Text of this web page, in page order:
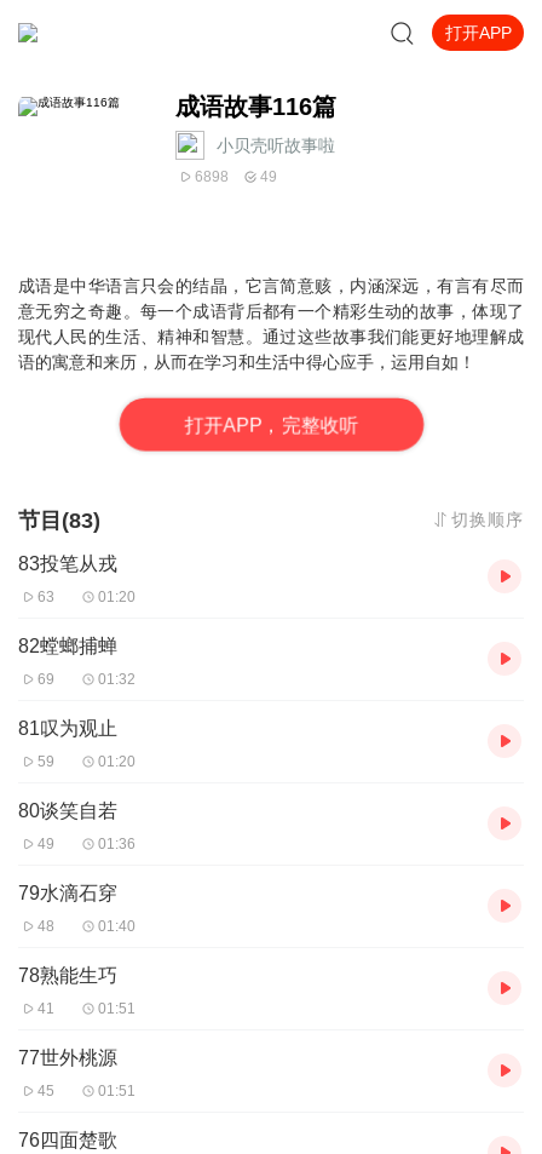
打开APP
成语故事116篇
小贝壳听故事啦
6898 49
成语是中华语言只会的结晶，它言简意赅，内涵深远，有言有尽而
意无穷之奇趣。每一个成语背后都有一个精彩生动的故事，体现了
现代人民的生活、精神和智慧。通过这些故事我们能更好地理解成
语的寓意和来历，从而在学习和生活中得心应手，运用自如！
打开APP，完整收听
节目(83) 切换顺序
83投笔从戎
63 01:20
82螳螂捕蝉
69 01:32
81叹为观止
59 01:20
80谈笑自若
49 01:36
79水滴石穿
48 01:40
78熟能生巧
41 01:51
77世外桃源
45 01:51
76四面楚歌